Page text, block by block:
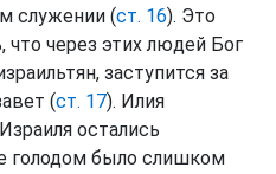
служении (ст. 16). Это
через этих людей Бог
заступится за
(ст. 17). Илия
остались
голодом было слишком